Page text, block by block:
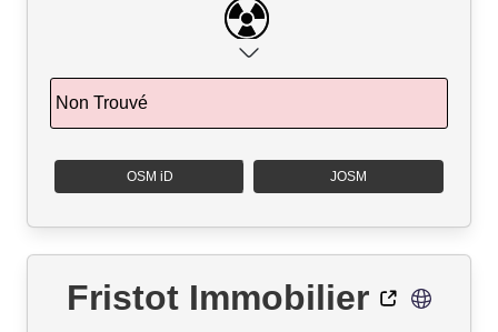
Non Trouvé
OSM iD JOSM
Fristot Immobilier